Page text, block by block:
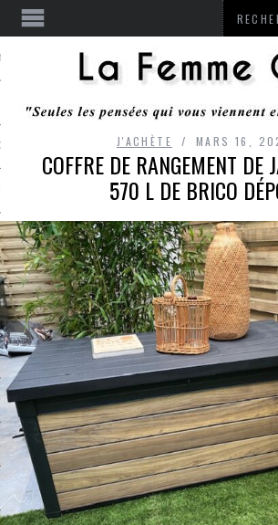
RESTER
MONROZIER
ARCACHON
J'ACHÈTE MARS 16,
COFFRE DE RANGEMENT DE
570 L DE BRICO